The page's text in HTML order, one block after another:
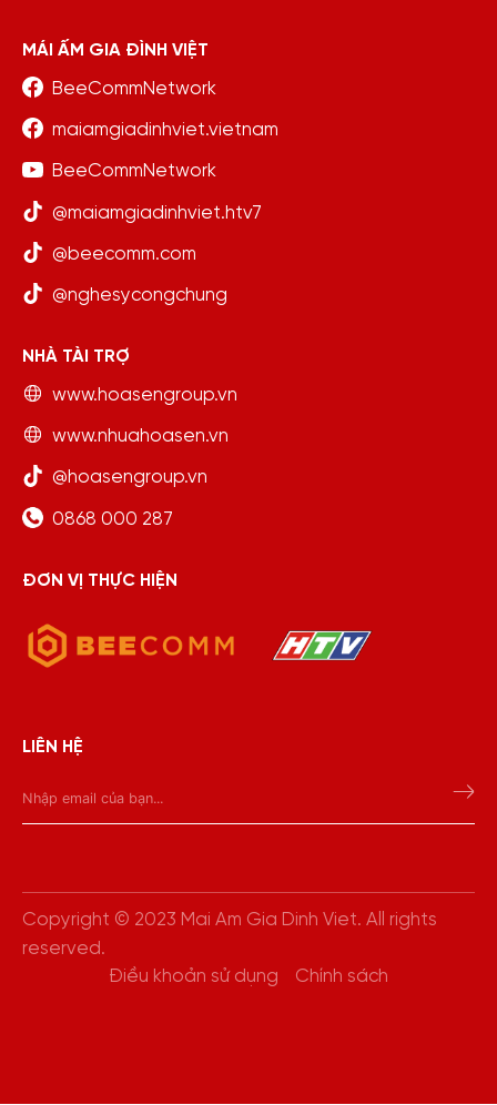
MÁI ẤM GIA ĐÌNH VIỆT
BeeCommNetwork
maiamgiadinhviet.vietnam
BeeCommNetwork
@maiamgiadinhviet.htv7
@beecomm.com
@nghesycongchung
NHÀ TÀI TRỢ
www.hoasengroup.vn
www.nhuahoasen.vn
@hoasengroup.vn
0868 000 287
ĐƠN VỊ THỰC HIỆN
LIÊN HỆ
Copyright © 2023 Mai Am Gia Dinh Viet. All rights
reserved.
Điều khoản sử dụng
Chính sách